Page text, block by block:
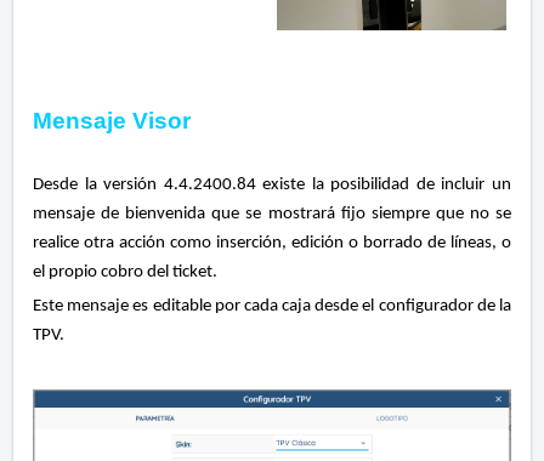
Mensaje Visor
Desde la versión 4.4.2400.84 existe la posibilidad de incluir un
mensaje de bienvenida que se mostrará fijo siempre que no se
realice otra acción como inserción, edición o borrado de líneas, o
el propio cobro del ticket.
Este mensaje es editable por cada caja desde el configurador de la
TPV.